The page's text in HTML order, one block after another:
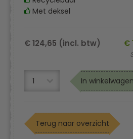
Met deksel
€
€ 124,65 (incl. btw)
In
Terug naar overzicht